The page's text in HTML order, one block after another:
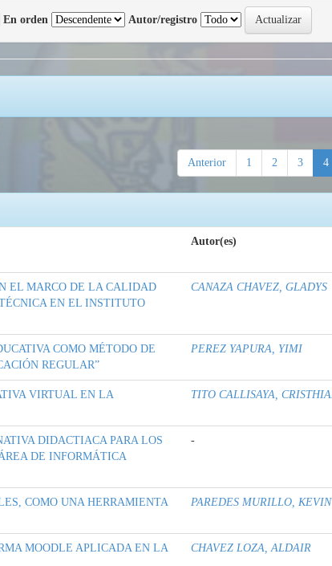
En orden Autor/registro
Anterior 1 2 3 4
Autor(es)
EL MARCO DE LA CALIDAD
EN EL INSTITUTO
CANAZA CHAVEZ, GLADYS
COMO MÉTODO DE
REGULAR”
PEREZ YAPURA, YIMI
VIRTUAL EN LA
TITO CALLISAYA,
DIDACTIACA PARA LOS
DE INFORMÁTICA
-
COMO UNA HERRAMIENTA
PAREDES MURILLO,
MOODLE APLICADA EN LA
CHAVEZ LOZA, ALDAIR